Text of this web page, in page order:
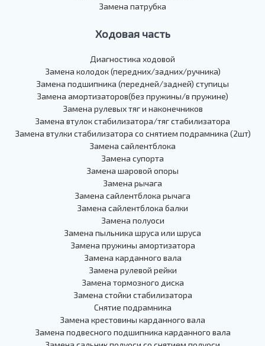
Замена патрубка
Ходовая часть
Диагностика ходовой
Замена колодок (передних/задних/ручника)
Замена подшипника (передней/задней) ступицы
Замена амортизаторов(без пружины/в пружине)
Замена рулевых тяг и наконечников
Замена втулок стабилизатора/тяг стабилизатора
Замена втулки стабилизатора со снятием подрамника (2шт)
Замена сайлентблока
Замена супорта
Замена шаровой опоры
Замена рычага
Замена сайлентблока рычага
Замена сайлентблока балки
Замена полуоси
Замена пыльника шруса или шруса
Замена пружины амортизатора
Замена карданного вала
Замена рулевой рейки
Замена тормозного диска
Замена стойки стабилизатора
Снятие подрамника
Замена крестовины карданного вала
Замена подвесного подшипника карданного вала